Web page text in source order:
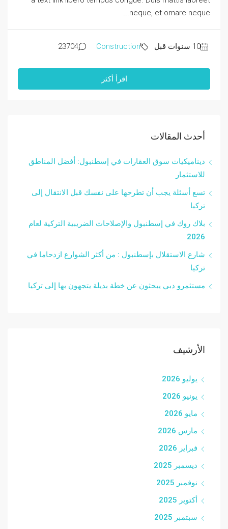
neque, et ornare neque...
Construction
23704
اقرأ أكثر
أحدث المقالات
ديناميكيات سوق العقارات في إسطنبول: أفضل المناطق
للاستثمار
تسع أسئلة يجب أن تطرحها على نفسك قبل الانتقال إلى
تركيا
بلاك روك في إسطنبول والإصلاحات الضريبية التركية لعام
2026
شارع الاستقلال بإسطنبول : من أكثر الشوارع ازدحاما في
تركيا
مستثمرو دبي يبحثون عن خطة بديلة يتجهون بها إلى تركيا
الأرشيف
يوليو 2026
يونيو 2026
مايو 2026
مارس 2026
فبراير 2026
ديسمبر 2025
نوفمبر 2025
أكتوبر 2025
سبتمبر 2025